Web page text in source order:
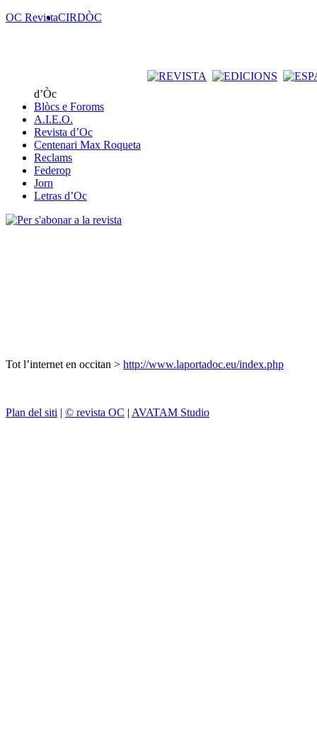
OC RevistaCIRDÒC
d’Òc
Blòcs e Foroms
A.I.E.O.
Revista d’Oc
Centenari Max Roqueta
Reclams
Federop
Jorn
Letras d’Oc
Tot l’internet en occitan > http://www.laportadoc.eu/index.php
Plan del siti | © revista OC | AVATAM Studio